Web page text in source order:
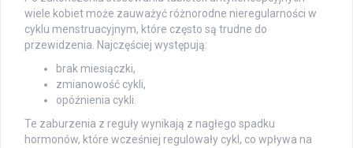
wiele kobiet może zauważyć różnorodne nieregularności w
cyklu menstruacyjnym, które często są trudne do
przewidzenia. Najczęściej występują:
brak miesiączki,
zmianowość cykli,
opóźnienia cykli.
Te zaburzenia z reguły wynikają z nagłego spadku
hormonów, które wcześniej regulowały cykl, co wpływa na